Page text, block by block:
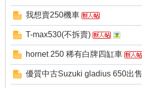
我想賣250機車
T-max530(不拆賣)
hornet 250 稀有白牌四缸車
優質中古Suzuki gladius 650出售